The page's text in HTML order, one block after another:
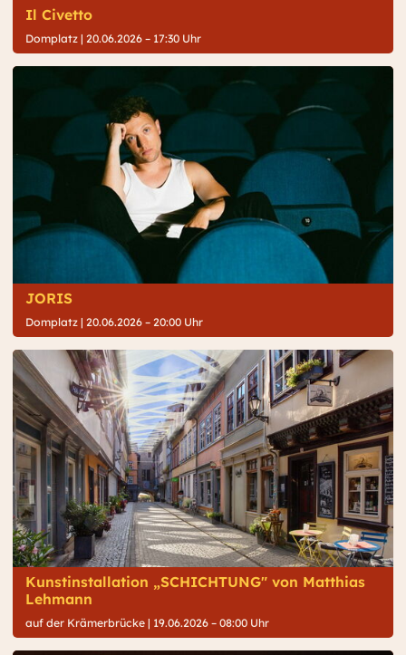
Domplatz | 20.06.2026 – 17:30 Uhr
Il Civetto
Domplatz | 20.06.2026 – 20:00 Uhr
JORIS
auf der Krämerbrücke | 19.06.2026 – 08:00 Uhr
Kunstinstallation „SCHICHTUNG" von Matthias
Lehmann